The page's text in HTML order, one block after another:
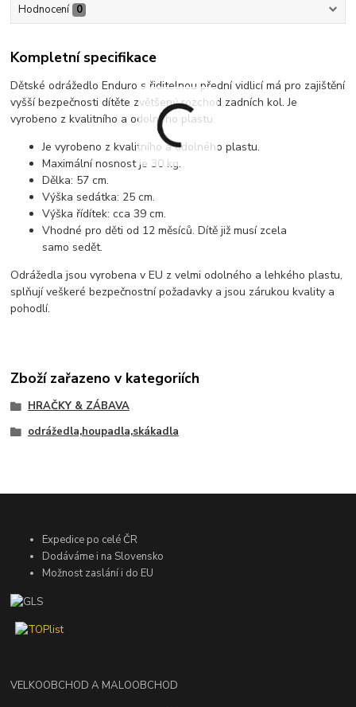
Hodnocení 0
Kompletní specifikace
Dětské odrážedlo Enduro s řiditelnou přední vidlicí má pro zajištění
vyšší bezpečnosti dítěte zvětšený rozchod zadních kol. Je
vyrobeno z kvalitního a odolného plastu.
Je vyrobeno z kvalitního a odolného plastu.
Maximální nosnost je 30 kg.
Dělka: 57 cm.
Výška sedátka: 25 cm.
Výška řídítek: cca 39 cm.
Vhodné pro děti od 12 měsíců. Dítě již musí zcela
samo sedět.
Odrážedla jsou vyrobena v EU z velmi odolného a lehkého plastu,
splňují veškeré bezpečnostní požadavky a jsou zárukou kvality a
pohodlí.
Zboží zařazeno v kategoriích
HRAČKY & ZÁBAVA
odrážedla,houpadla,skákadla
Expedice po celé ČR
Dodáváme i na Slovensko
Možnost zaslání i do EU
VELKOOBCHOD A MALOOBCHOD